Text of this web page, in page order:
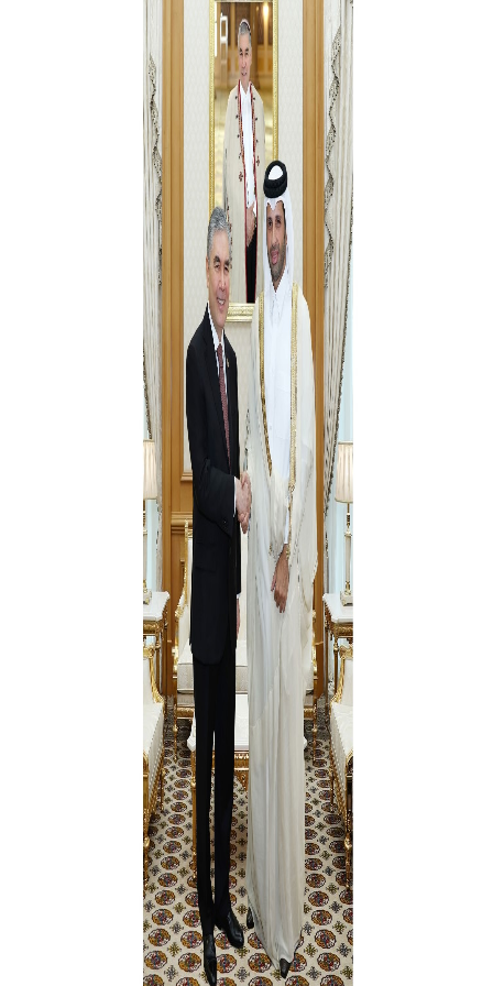
öňdengörüjilikli syýasatyň halkara derejede ykrar
edilýändiginiň nobatdaky beýanydyr.